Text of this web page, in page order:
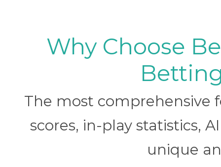
Why Choose
The most
scores, in-play statistics,
unique